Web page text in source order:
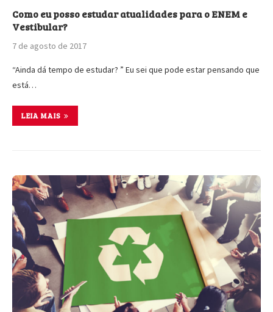
Como eu posso estudar atualidades para o ENEM e
Vestibular?
7 de agosto de 2017
“Ainda dá tempo de estudar? ” Eu sei que pode estar pensando que
está…
LEIA MAIS